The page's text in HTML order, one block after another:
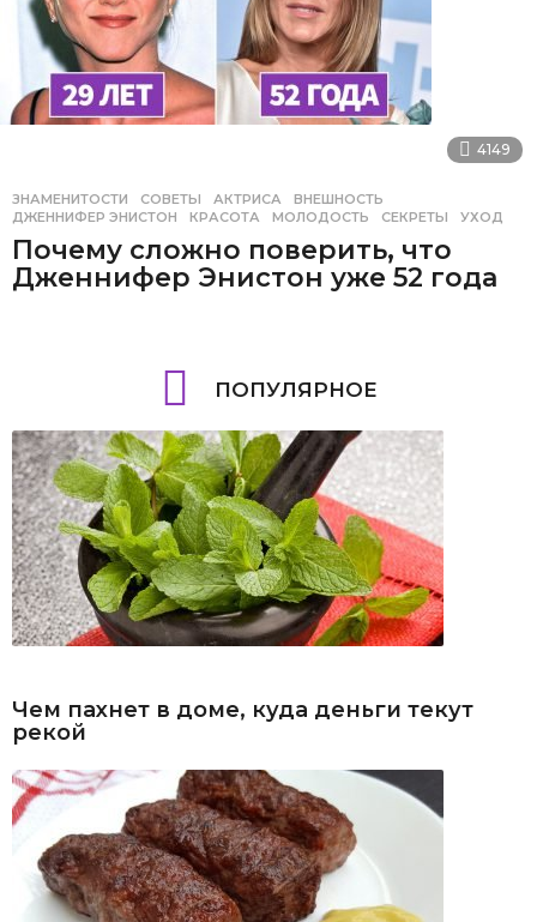
4149
ЗНАМЕНИТОСТИ ,СОВЕТЫ АКТРИСА ,ВНЕШНОСТЬ
ДЖЕННИФЕР ЭНИСТОН
,КРАСОТА ,МОЛОДОСТЬ ,СЕКРЕТЫ ,УХОД
Почему сложно поверить, что
Дженнифер Энистон уже 52 года
ПОПУЛЯРНОЕ
Чем пахнет в доме, куда деньги текут
рекой